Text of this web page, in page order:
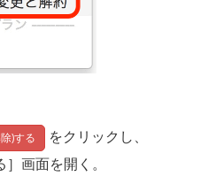
)する
をクリックし、
画面を開く。